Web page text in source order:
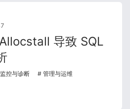
导致 SQL
监控与诊断 管理与运维